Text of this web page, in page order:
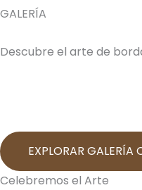
GALERÍA
Descubre el arte de
EXPLORAR GALERÍA
Celebremos el Arte